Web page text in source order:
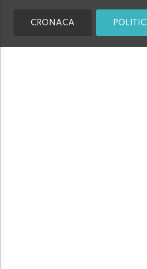
CRONACA